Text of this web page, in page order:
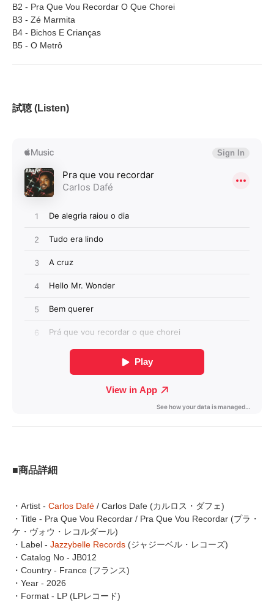
B2 - Pra Que Vou Recordar O Que Chorei
B3 - Zé Marmita
B4 - Bichos E Crianças
B5 - O Metrô
試聴 (Listen)
■商品詳細
・Artist - Carlos Dafé / Carlos Dafe (カルロス・ダフェ)
・Title - Pra Que Vou Recordar / Pra Que Vou Recordar (プラ・
ケ・ヴォウ・レコルダール)
・Label - Jazzybelle Records (ジャジーベル・レコーズ)
・Catalog No - JB012
・Country - France (フランス)
・Year - 2026
・Format - LP (LPレコード)